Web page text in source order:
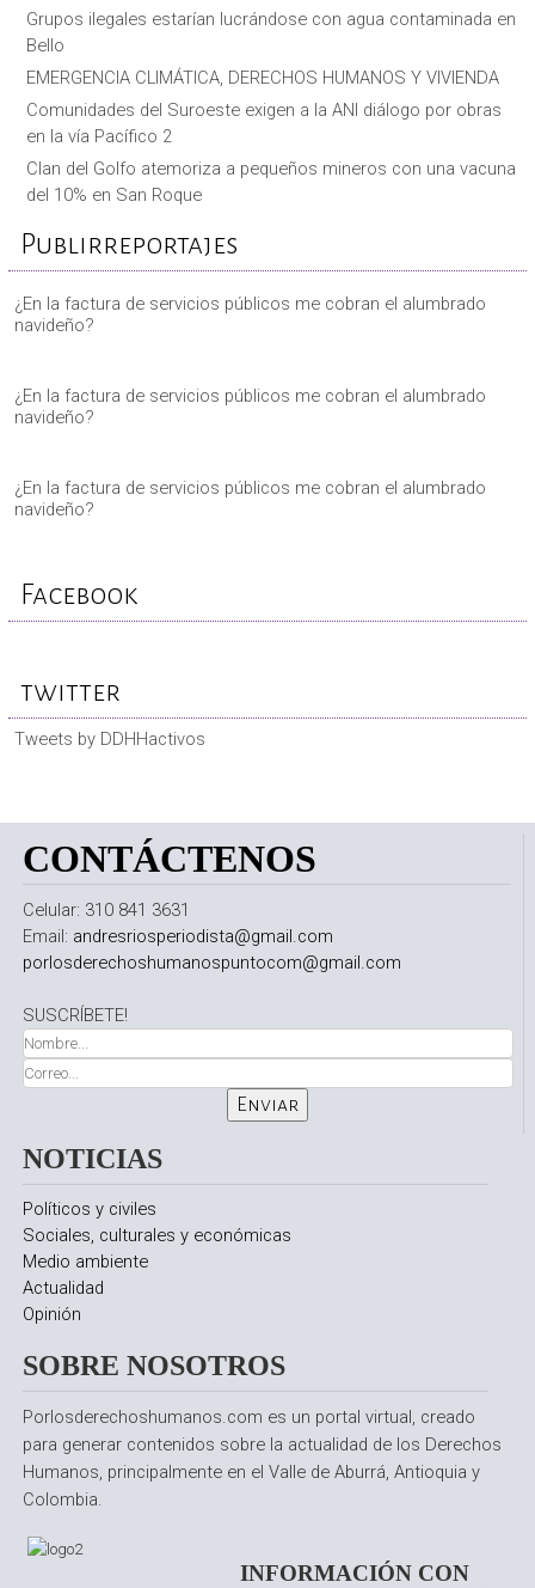
Grupos ilegales estarían lucrándose con agua contaminada en
Bello
EMERGENCIA CLIMÁTICA, DERECHOS HUMANOS Y VIVIENDA
Comunidades del Suroeste exigen a la ANI diálogo por obras
en la vía Pacífico 2
Clan del Golfo atemoriza a pequeños mineros con una vacuna
del 10% en San Roque
Publirreportajes
¿En la factura de servicios públicos me cobran el alumbrado
navideño?
¿En la factura de servicios públicos me cobran el alumbrado
navideño?
¿En la factura de servicios públicos me cobran el alumbrado
navideño?
Facebook
twitter
Tweets by DDHHactivos
CONTÁCTENOS
Celular: 310 841 3631
Email: andresriosperiodista@gmail.com
porlosderechoshumanospuntocom@gmail.com
SUSCRÍBETE!
NOTICIAS
Políticos y civiles
Sociales, culturales y económicas
Medio ambiente
Actualidad
Opinión
SOBRE NOSOTROS
Porlosderechoshumanos.com es un portal virtual, creado
para generar contenidos sobre la actualidad de los Derechos
Humanos, principalmente en el Valle de Aburrá, Antioquia y
Colombia.
INFORMACIÓN CON